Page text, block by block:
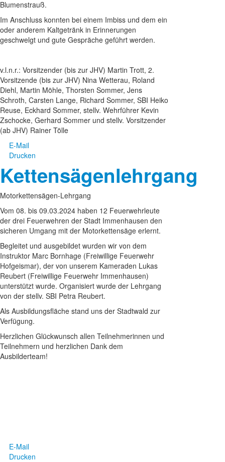
Blumenstrauß.
Im Anschluss konnten bei einem Imbiss und dem ein
oder anderem Kaltgetränk in Erinnerungen
geschwelgt und gute Gespräche geführt werden.
v.l.n.r.: Vorsitzender (bis zur JHV) Martin Trott, 2.
Vorsitzende (bis zur JHV) Nina Wetterau, Roland
Diehl, Martin Möhle, Thorsten Sommer, Jens
Schroth, Carsten Lange, Richard Sommer, SBI Heiko
Reuse, Eckhard Sommer, stellv. Wehrführer Kevin
Zschocke, Gerhard Sommer und stellv. Vorsitzender
(ab JHV) Rainer Tölle
E-Mail
Drucken
Kettensägenlehrgang
Motorkettensägen-Lehrgang
Vom 08. bis 09.03.2024 haben 12 Feuerwehrleute
der drei Feuerwehren der Stadt Immenhausen den
sicheren Umgang mit der Motorkettensäge erlernt.
Begleitet und ausgebildet wurden wir von dem
Instruktor Marc Bornhage (Freiwillige Feuerwehr
Hofgeismar), der von unserem Kameraden Lukas
Reubert (Freiwillige Feuerwehr Immenhausen)
unterstützt wurde. Organisiert wurde der Lehrgang
von der stellv. SBI Petra Reubert.
Als Ausbildungsfläche stand uns der Stadtwald zur
Verfügung.
Herzlichen Glückwunsch allen Teilnehmerinnen und
Teilnehmern und herzlichen Dank dem
Ausbilderteam!
E-Mail
Drucken